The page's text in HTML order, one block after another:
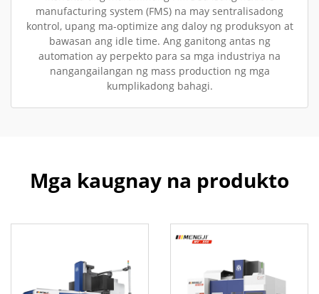
manufacturing system (FMS) na may sentralisadong
kontrol, upang ma-optimize ang daloy ng produksyon at
bawasan ang idle time. Ang ganitong antas ng
automation ay perpekto para sa mga industriya na
nangangailangan ng mass production ng mga
kumplikadong bahagi.
Mga kaugnay na produkto